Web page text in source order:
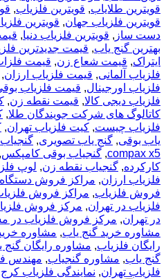
قویترین طلایاب, قویترین فلزیاب,
قویترین فلزیاب جهان, قویترین
دست ساز , قویترین فلزیاب دنیا,
بهترین گنج یاب, قیمت جدیدترین
ایتراک, قیمت شعاع زن, قیمت
فلزیاب آلمانی, قیمت فلزیاب ارزان,
فلزیاب اورجینال, قیمت فلزیاب
فلزیاب دیجی کالا, قیمت نقطه زن,
کاتالوگ های شرکت جویندگان طلا,
فلزیاب چیست, کیت فلزیاب تهران,
یاب بوقی, گنج یاب تصویری, گنجیاب
compax x5
, گنجیاب بوقی کامپکس,
کارکرده, گنجیاب نقطه زن, لوپ
فلزیاب ارزان, مراکز فروش دستگاه
فروش فلزیاب, مراکز فروش
فلزیاب در تهران, مرکز فروش
در تهران, مرکز فروش فلزیاب در
مشاوره خرید گنج یاب, مشاوره
رایگان فلزیاب, مشاوره رایگان گنج
گنج یاب, مشاوره گنجیاب, مهندس
فلزیاب تهران, نمایندگی فلزیاب کرج